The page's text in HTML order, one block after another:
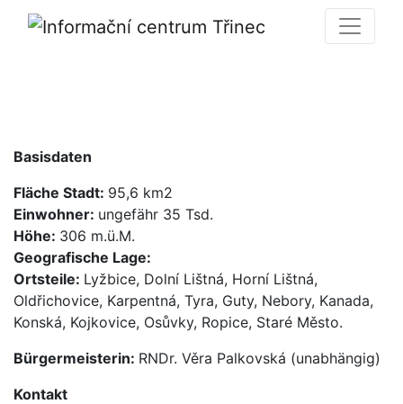
Basisdaten
Fläche Stadt: 95,6 km2
Einwohner: ungefähr 35 Tsd.
Höhe: 306 m.ü.M.
Geografische Lage:
Ortsteile: Lyžbice, Dolní Lištná, Horní Lištná,
Oldřichovice, Karpentná, Tyra, Guty, Nebory, Kanada,
Konská, Kojkovice, Osůvky, Ropice, Staré Město.
Bürgermeisterin: RNDr. Věra Palkovská (unabhängig)
Kontakt